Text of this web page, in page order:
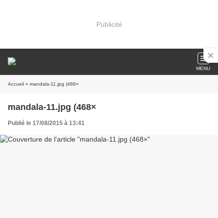
Publicité
MENU
Accueil » mandala-11.jpg (468×
mandala-11.jpg (468×
Publié le 17/08/2015 à 13:41